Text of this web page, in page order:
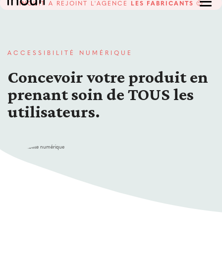
INOUIT A REJOINT L'AGENCE LES FABRICANTS 🙂
ACCESSIBILITÉ NUMÉRIQUE
Concevoir votre produit en
prenant soin de TOUS les
utilisateurs.